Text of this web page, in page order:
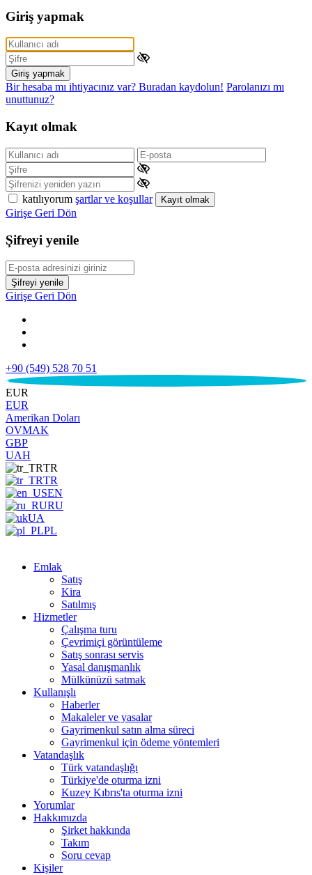
Giriş yapmak
Giriş yapmak
Bir hesaba mı ihtiyacınız var? Buradan kaydolun! Parolanızı mı
unuttunuz?
Kayıt olmak
katılıyorum şartlar ve koşullar Kayıt olmak
Girişe Geri Dön
Şifreyi yenile
Şifreyi yenile
Girişe Geri Dön
+90 (549) 528 70 51
€
EUR
EUR
Amerikan Doları
OVMAK
GBP
UAH
TR
TR
EN
RU
UA
PL
Emlak
Satış
Kira
Satılmış
Hizmetler
Çalışma turu
Çevrimiçi görüntüleme
Satış sonrası servis
Yasal danışmanlık
Mülkünüzü satmak
Kullanışlı
Haberler
Makaleler ve yasalar
Gayrimenkul satın alma süreci
Gayrimenkul için ödeme yöntemleri
Vatandaşlık
Türk vatandaşlığı
Türkiye'de oturma izni
Kuzey Kıbrıs'ta oturma izni
Yorumlar
Hakkımızda
Şirket hakkında
Takım
Soru cevap
Kişiler